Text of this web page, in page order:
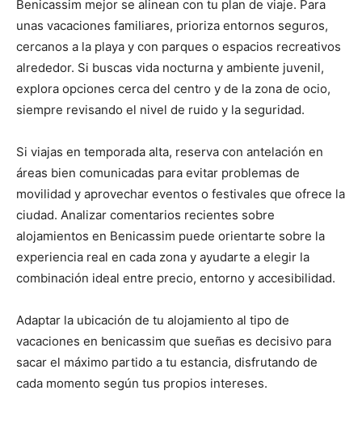
Benicassim mejor se alinean con tu plan de viaje. Para
unas vacaciones familiares, prioriza entornos seguros,
cercanos a la playa y con parques o espacios recreativos
alrededor. Si buscas vida nocturna y ambiente juvenil,
explora opciones cerca del centro y de la zona de ocio,
siempre revisando el nivel de ruido y la seguridad.
Si viajas en temporada alta, reserva con antelación en
áreas bien comunicadas para evitar problemas de
movilidad y aprovechar eventos o festivales que ofrece la
ciudad. Analizar comentarios recientes sobre
alojamientos en Benicassim puede orientarte sobre la
experiencia real en cada zona y ayudarte a elegir la
combinación ideal entre precio, entorno y accesibilidad.
Adaptar la ubicación de tu alojamiento al tipo de
vacaciones en benicassim que sueñas es decisivo para
sacar el máximo partido a tu estancia, disfrutando de
cada momento según tus propios intereses.